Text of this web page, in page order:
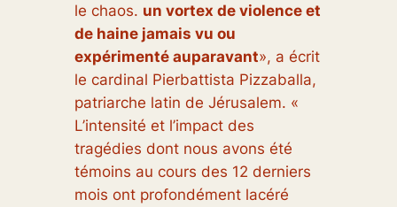
le chaos. un vortex de violence et
de haine jamais vu ou
expérimenté auparavant», a écrit
le cardinal Pierbattista Pizzaballa,
patriarche latin de Jérusalem. «
L’intensité et l’impact des
tragédies dont nous avons été
témoins au cours des 12 derniers
mois ont profondément lacéré